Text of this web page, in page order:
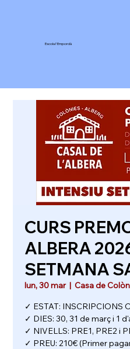
Escola l'Empordà
CURS
ALBERA
SETMANA
lun, 30 mar
  |
Casa de
✓ ESTAT: INSCRIPCIONS
✓ DIES: 30, 31 de març i 1
✓ NIVELLS: PRE1, PRE2 i
✓ PREU: 210€ (Primer